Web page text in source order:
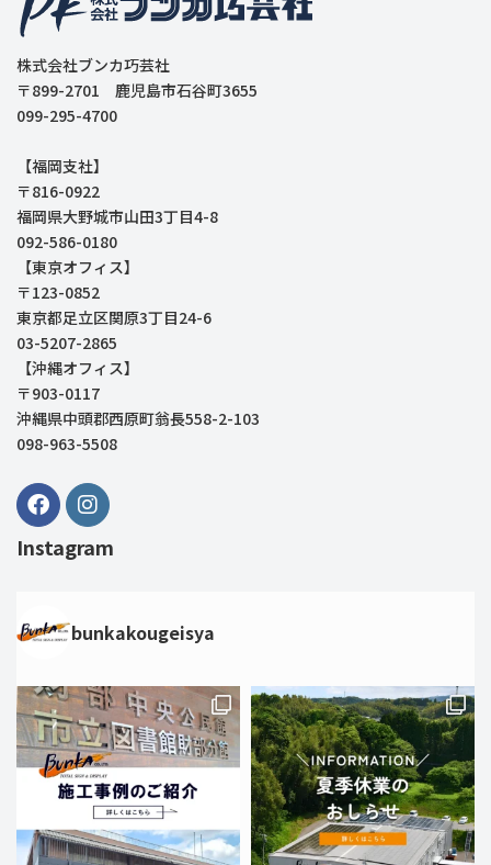
株式会社ブンカ巧芸社
〒899-2701 鹿児島市石谷町3655
099-295-4700
【福岡支社】
〒816-0922
福岡県大野城市山田3丁目4-8
092-586-0180
【東京オフィス】
〒123-0852
東京都足立区関原3丁目24-6
03-5207-2865
【沖縄オフィス】
〒903-0117
沖縄県中頭郡西原町翁長558-2-103
098-963-5508
Instagram
bunkakougeisya